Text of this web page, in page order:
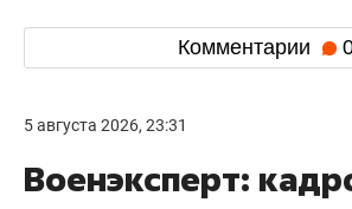
Комментарии
5 августа 2026, 23:31
Военэксперт: